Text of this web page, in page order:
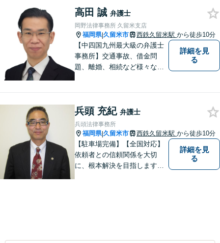
します！少しでもお悩みの方
はお気軽にご相談ください。
高田 誠 弁護士
岡野法律事務所 久留米支店
福岡県|久留米市 西鉄久留米駅 から徒歩10分
【中四国九州最大級の弁護士
事務所】交通事故、借金問
題、離婚、相続など様々な問
い！
詳細を見
る
兵頭 充紀 弁護士
兵頭法律事務所
福岡県|久留米市 西鉄久留米駅 から徒歩10分
【駐車場完備】【全国対応】
依頼者との信頼関係を大切
に、根本解決を目指します。
詳細を見
る